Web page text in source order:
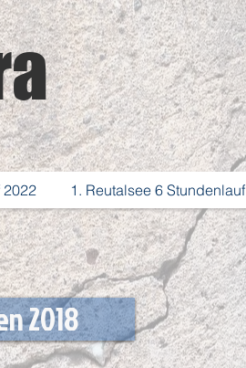
2022 1. Reutalsee 6 Stundenlauf
2018